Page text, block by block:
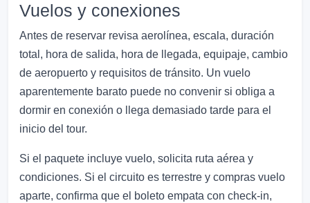
Vuelos y conexiones
Antes de reservar revisa aerolínea, escala, duración
total, hora de salida, hora de llegada, equipaje, cambio
de aeropuerto y requisitos de tránsito. Un vuelo
aparentemente barato puede no convenir si obliga a
dormir en conexión o llega demasiado tarde para el
inicio del tour.
Si el paquete incluye vuelo, solicita ruta aérea y
condiciones. Si el circuito es terrestre y compras vuelo
aparte, confirma que el boleto empata con check-in,